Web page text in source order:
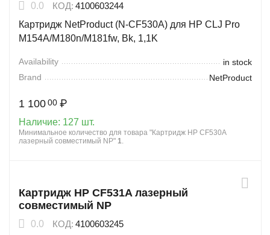
0.0 КОД: 4100603244
Картридж NetProduct (N-CF530A) для HP CLJ Pro
M154A/M180n/M181fw, Bk, 1,1K
Availability
in stock
Brand
NetProduct
1 100 00 ₽
Наличие: 127 шт.
Минимальное количество для товара "Картридж HP CF530A
лазерный совместимый NP" 1.
Картридж HP CF531A лазерный
совместимый NP
0.0 КОД: 4100603245